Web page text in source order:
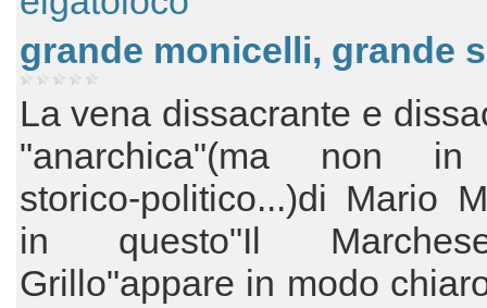
grande monicelli, grande
La vena dissacrante e
"anarchica"(ma non in
storico-politico...)di Mario
in questo"Il
Grillo"appare in modo